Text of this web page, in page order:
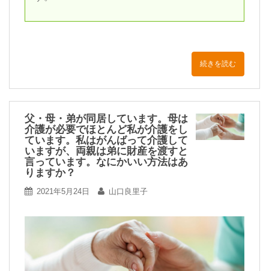
続きを読む
父・母・弟が同居しています。母は
介護が必要でほとんど私が介護をし
ています。私はがんばって介護して
いますが、両親は弟に財産を渡すと
言っています。なにかいい方法はあ
りますか？
2021年5月24日 山口良里子